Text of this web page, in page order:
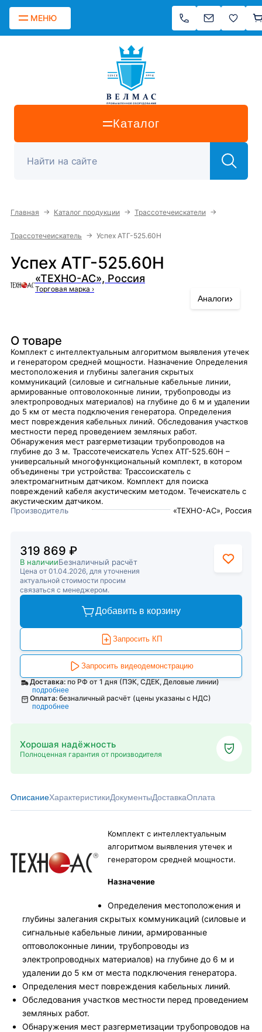
МЕНЮ
Каталог
Главная → Каталог продукции → Трассотечеискатели →
Трассотечеискатель → Успех АТГ-525.60Н
Успех АТГ-525.60Н
«ТЕХНО-АС», Россия
Торговая марка ›
Аналоги›
О товаре
Комплект с интеллектуальным алгоритмом выявления утечек
и генератором средней мощности. Назначение Определения
местоположения и глубины залегания скрытых
коммуникаций (силовые и сигнальные кабельные линии,
армированные оптоволоконные линии, трубопроводы из
электропроводных материалов) на глубине до 6 м и удалении
до 5 км от места подключения генератора. Определения
мест повреждения кабельных линий. Обследования участков
местности перед проведением земляных работ.
Обнаружения мест разгерметизации трубопроводов на
глубине до 3 м. Трассотечеискатель Успех АТГ-525.60Н –
универсальный многофункциональный комплект, в котором
объединены три устройства: Трассоискатель с
электромагнитным датчиком. Комплект для поиска
повреждений кабеля акустическим методом. Течеискатель с
акустическим датчиком.
Производитель
«ТЕХНО-АС», Россия
319 869 ₽
В наличииБезналичный расчёт
Цена от 01.04.2026, для уточнения
актуальной стоимости просим
связаться с менеджером.
Добавить в корзину
Запросить КП
Запросить видеодемонстрацию
Доставка: по РФ от 1 дня (ПЭК, СДЕК, Деловые линии)
подробнее
Оплата: безналичный расчёт (цены указаны с НДС)
подробнее
Хорошая надёжность
Полноценная гарантия от производителя
ОписаниеХарактеристикиДокументыДоставкаОплата
Комплект с интеллектуальным
алгоритмом выявления утечек и
генератором средней мощности.
Назначение
Определения местоположения и
глубины залегания скрытых коммуникаций (силовые и
сигнальные кабельные линии, армированные
оптоволоконные линии, трубопроводы из
электропроводных материалов) на глубине до 6 м и
удалении до 5 км от места подключения генератора.
Определения мест повреждения кабельных линий.
Обследования участков местности перед проведением
земляных работ.
Обнаружения мест разгерметизации трубопроводов на